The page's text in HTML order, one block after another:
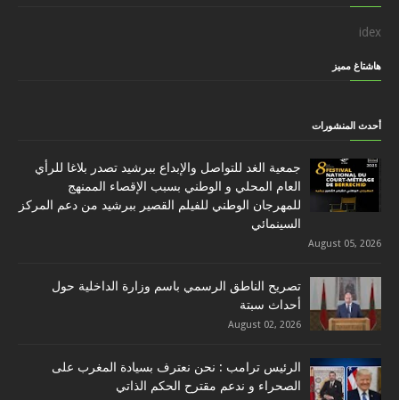
idex
هاشتاغ مميز
أحدث المنشورات
جمعية الغد للتواصل والإبداع ببرشيد تصدر بلاغا للرأي
العام المحلي و الوطني بسبب الإقصاء الممنهج
للمهرجان الوطني للفيلم القصير ببرشيد من دعم المركز
السينمائي
August 05, 2026
تصريح الناطق الرسمي باسم وزارة الداخلية حول
أحداث سبتة
August 02, 2026
الرئيس ترامب : نحن نعترف بسيادة المغرب على
الصحراء و ندعم مقترح الحكم الذاتي